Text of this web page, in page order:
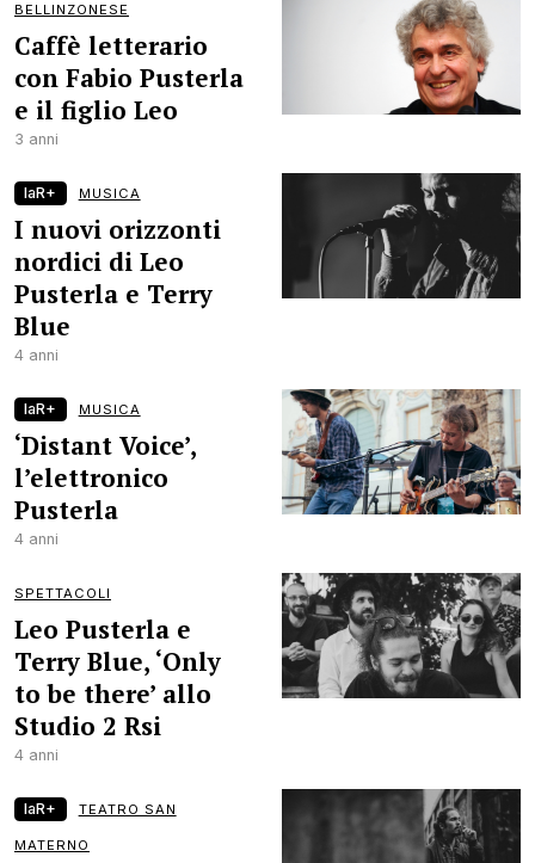
BELLINZONESE
Caffè letterario
con Fabio Pusterla
e il figlio Leo
3 anni
laR+ MUSICA
I nuovi orizzonti
nordici di Leo
Pusterla e Terry
Blue
4 anni
laR+ MUSICA
‘Distant Voice’,
l’elettronico
Pusterla
4 anni
SPETTACOLI
Leo Pusterla e
Terry Blue, ‘Only
to be there’ allo
Studio 2 Rsi
4 anni
laR+ TEATRO SAN
MATERNO